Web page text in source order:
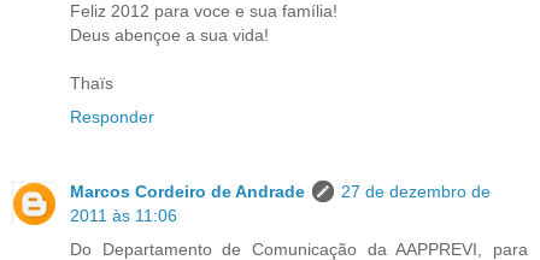
Feliz 2012 para voce e sua família!
Deus abençoe a sua vida!
Thaïs
Responder
Marcos Cordeiro de Andrade
27 de dezembro de
2011 às 11:06
Do Departamento de Comunicação da AAPPREVI, para